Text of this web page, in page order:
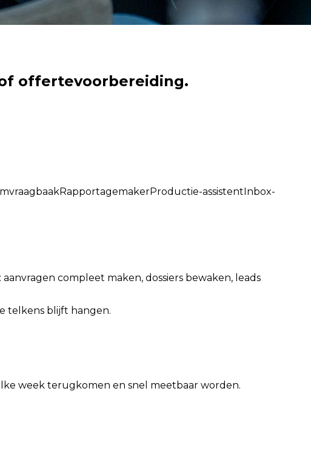
offertevoorbereiding.
RapportagemakerProductie-assistentInbox-
compleet maken, dossiers bewaken, leads
telkens blijft hangen.
week terugkomen en snel meetbaar worden.